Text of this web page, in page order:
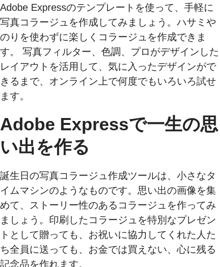
Adobe Expressのテンプレートを使って、手軽に
写真コラージュを作成してみましょう。ハサミや
のりを使わずに楽しくコラージュを作成できま
す。 写真フィルター、色調、プロがデザインした
レイアウトを活用して、気に入ったデザインがで
きるまで、オンライン上で何度でもいろいろ試せ
ます。
Adobe Expressで一生の思
い出を作る
誕生日の写真コラージュ作成ツールは、小さなタ
イムマシンのようなものです。思い出の画像を集
めて、ストーリー性のあるコラージュを作ってみ
ましょう。印刷したコラージュを特別なプレゼン
トとして贈っても、お祝いに協力してくれた人た
ち全員に送っても、お金では買えない、心に残る
記念品を作れます。